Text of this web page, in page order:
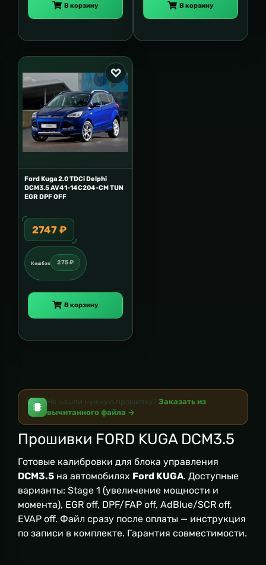
В корзину В корзину
Ford Kuga 2.0 TDCi Delphi
DCM3.5 AV41-14C204-CM TUN
EGR DPF OFF
2747 ₽
Кешбэк 275 ₽
В корзину
Не нашли нужную прошивку? Заказать из
вычитанного файла →
Прошивки FORD KUGA DCM3.5
Готовые калибровки для блока управления
DCM3.5 на автомобилях Ford KUGA. Доступные
варианты: Stage 1 (увеличение мощности и
момента), EGR off, DPF/FAP off, AdBlue/SCR off,
EVAP off. Файл сразу после оплаты — инструкция
по записи в комплекте. Гарантия совместимости.